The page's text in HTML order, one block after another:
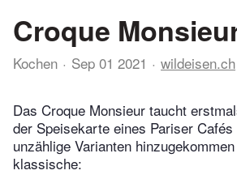
Croque
Kochen Sep 01 2021 wildeisen.ch
Das Croque Monsieur taucht
der Speisekarte eines Pariser
unzählige Varianten
klassische: